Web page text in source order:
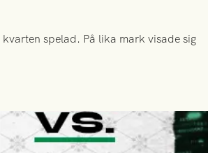
spelad. På lika mark visade sig